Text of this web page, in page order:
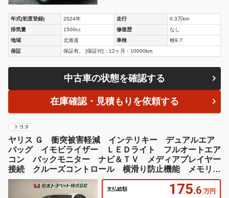
年式(初度登録) 2024年 走行
0.3万km
排気量
1500cc 修復歴
なし
地域
北海道 車検
検9.7
保証
保証有。 [保証付]：12ヶ月・10000km
中古車の状態を確認する
在庫確認・見積もりを依頼する
トヨタ
ヤリス Ｇ 衝突被害軽減 インテリキー デュアルエア
バッグ イモビライザー ＬＥＤライト フルオートエア
コン バックモニター ナビ＆ＴＶ メディアプレイヤー
接続 クルーズコントロール 横滑り防止機能 メモリナ
ビ
支払総額 175.6 万円